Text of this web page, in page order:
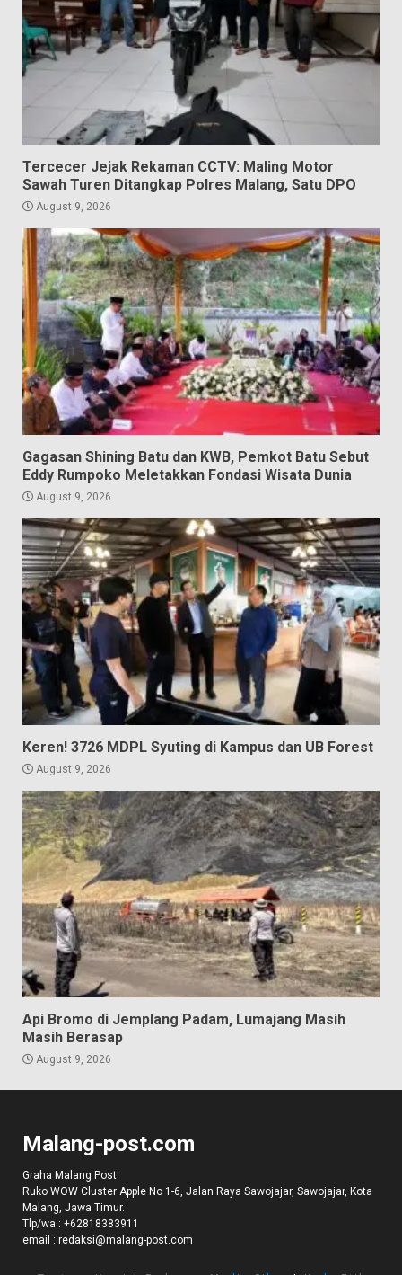
Tercecer Jejak Rekaman CCTV: Maling Motor
Sawah Turen Ditangkap Polres Malang, Satu DPO
August 9, 2026
Gagasan Shining Batu dan KWB, Pemkot Batu Sebut
Eddy Rumpoko Meletakkan Fondasi Wisata Dunia
August 9, 2026
Keren! 3726 MDPL Syuting di Kampus dan UB Forest
August 9, 2026
Api Bromo di Jemplang Padam, Lumajang Masih
Masih Berasap
August 9, 2026
Malang-post.com
Graha Malang Post
Ruko WOW Cluster Apple No 1-6, Jalan Raya Sawojajar, Sawojajar, Kota
Malang, Jawa Timur.
Tlp/wa : +62818383911
email : redaksi@malang-post.com